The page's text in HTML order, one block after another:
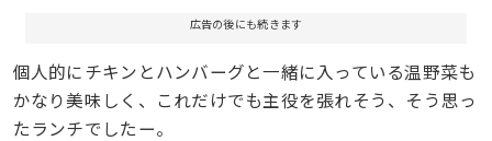
広告の後にも続きます
個人的にチキンとハンバーグと一緒に入っている温野菜も
かなり美味しく、これだけでも主役を張れそう、そう思っ
たランチでしたー。